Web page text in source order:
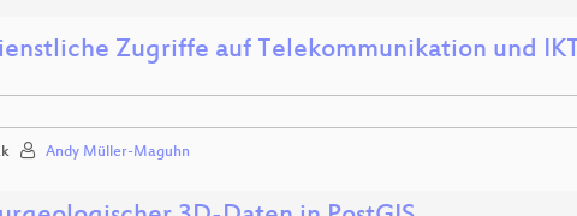
Zugriffe auf Telekommunikation und
Andy Müller-Maguhn